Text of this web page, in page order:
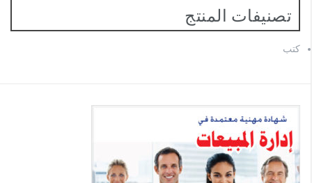
تصنيفات المنتج
كتب